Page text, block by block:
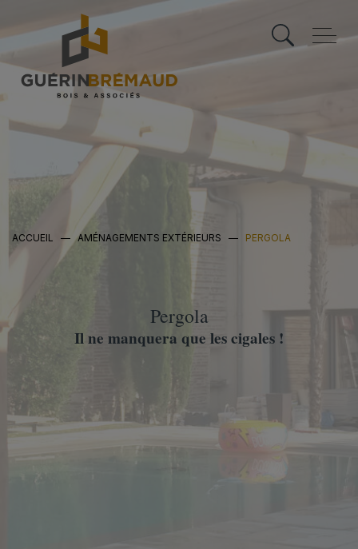
ACCUEIL — AMÉNAGEMENTS EXTÉRIEURS — PERGOLA
Pergola
Il ne manquera que les cigales !